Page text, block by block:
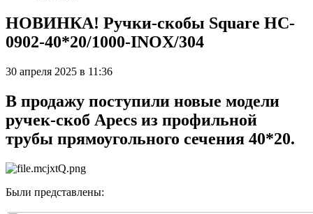
НОВИНКА! Ручки-скобы Square HC-
0902-40*20/1000-INOX/304
30 апреля 2025 в 11:36
В продажу поступили новые модели
ручек-скоб Apecs из профильной
трубы прямоугольного сечения 40*20.
Были представлены: